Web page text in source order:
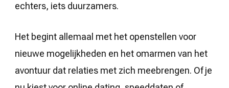
echters, iets duurzamers.
Het begint allemaal met het openstellen voor
nieuwe mogelijkheden en het omarmen van het
avontuur dat relaties met zich meebrengen. Of je